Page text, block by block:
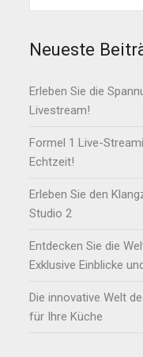
Neueste
Erleben Sie die
Livestream!
Formel 1 Live-
Echtzeit!
Erleben Sie den
Studio 2
Entdecken Sie die
Exklusive Einblicke
Die innovative Welt
für Ihre Küche